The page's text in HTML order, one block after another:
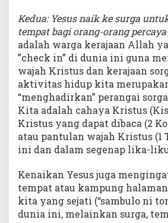
Kedua: Yesus naik ke surga
tempat bagi orang-orang percaya
adalah warga kerajaan Allah
”check in” di dunia ini guna
wajah Kristus dan kerajaan
aktivitas hidup kita
“menghadirkan” perangai
Kita adalah cahaya Kristus (Kis
Kristus yang dapat dibaca (2
atau pantulan wajah Kristus (1
ini dan dalam segenap lika-
Kenaikan Yesus juga
tempat atau kampung halaman
kita yang sejati (“sambulo ni
dunia ini, melainkan surga,